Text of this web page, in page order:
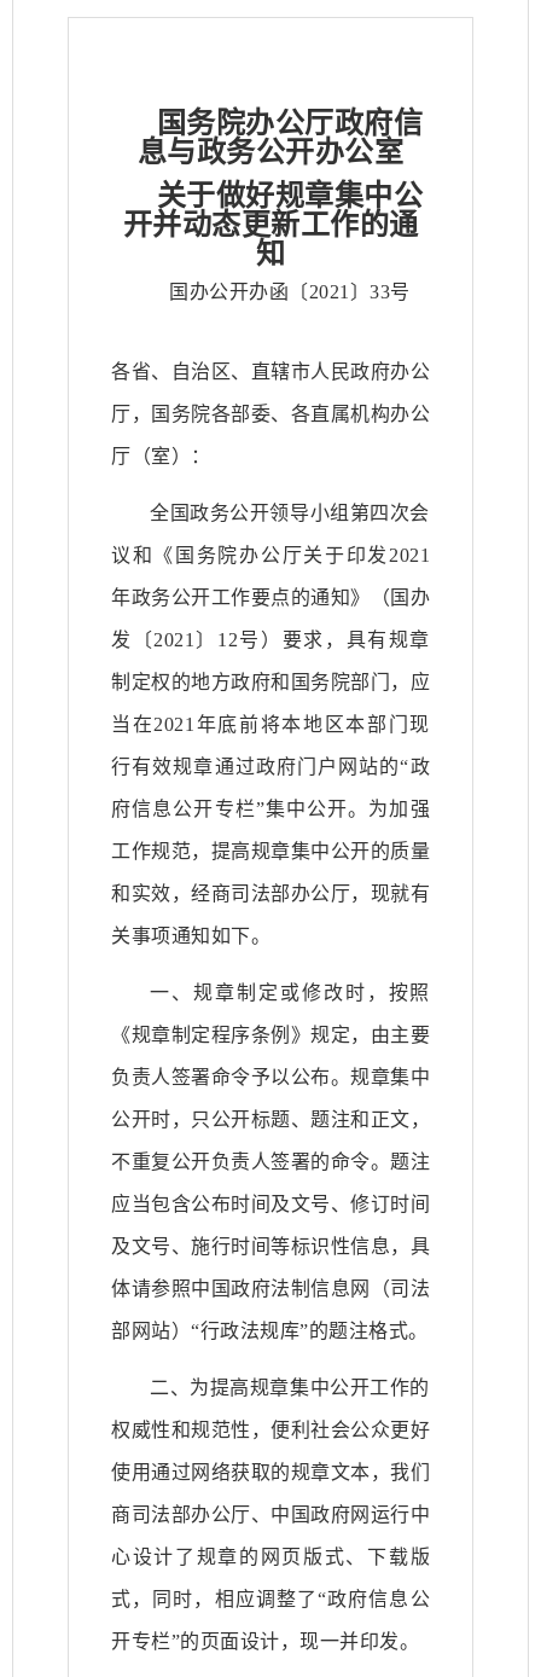
国务院办公厅政府信
息与政务公开办公室
关于做好规章集中公
开并动态更新工作的通
知
国办公开办函〔2021〕33号
各省、自治区、直辖市人民政府办公
厅，国务院各部委、各直属机构办公
厅（室）：
全国政务公开领导小组第四次会
议和《国务院办公厅关于印发2021
年政务公开工作要点的通知》（国办
发〔2021〕12号）要求，具有规章
制定权的地方政府和国务院部门，应
当在2021年底前将本地区本部门现
行有效规章通过政府门户网站的“政
府信息公开专栏”集中公开。为加强
工作规范，提高规章集中公开的质量
和实效，经商司法部办公厅，现就有
关事项通知如下。
一、规章制定或修改时，按照
《规章制定程序条例》规定，由主要
负责人签署命令予以公布。规章集中
公开时，只公开标题、题注和正文，
不重复公开负责人签署的命令。题注
应当包含公布时间及文号、修订时间
及文号、施行时间等标识性信息，具
体请参照中国政府法制信息网（司法
部网站）“行政法规库”的题注格式。
二、为提高规章集中公开工作的
权威性和规范性，便利社会公众更好
使用通过网络获取的规章文本，我们
商司法部办公厅、中国政府网运行中
心设计了规章的网页版式、下载版
式，同时，相应调整了“政府信息公
开专栏”的页面设计，现一并印发。